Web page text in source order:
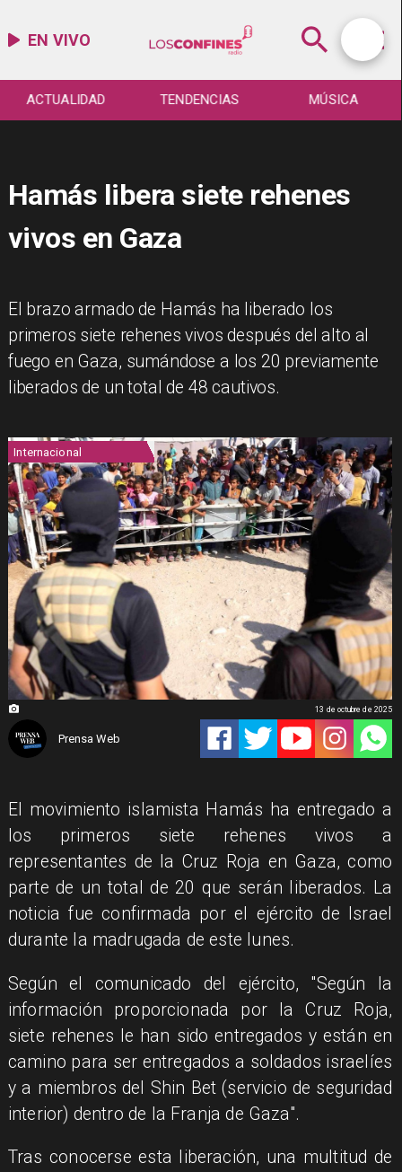
EN VIVO
ACTUALIDAD TENDENCIAS MÚSICA
Hamás libera siete rehenes
vivos en Gaza
El brazo armado de Hamás ha liberado los
primeros siete rehenes vivos después del alto al
fuego en Gaza, sumándose a los 20 previamente
liberados de un total de 48 cautivos.
Internacional
Prensa Web
13 de octubre de 2025
El movimiento islamista Hamás ha entregado a
los primeros siete rehenes vivos a
representantes de la Cruz Roja en Gaza, como
parte de un total de 20 que serán liberados. La
noticia fue confirmada por el ejército de Israel
durante la madrugada de este lunes.
Según el comunicado del ejército, "Según la
información proporcionada por la Cruz Roja,
siete rehenes le han sido entregados y están en
camino para ser entregados a soldados israelíes
y a miembros del Shin Bet (servicio de seguridad
interior) dentro de la Franja de Gaza".
Tras conocerse esta liberación, una multitud de